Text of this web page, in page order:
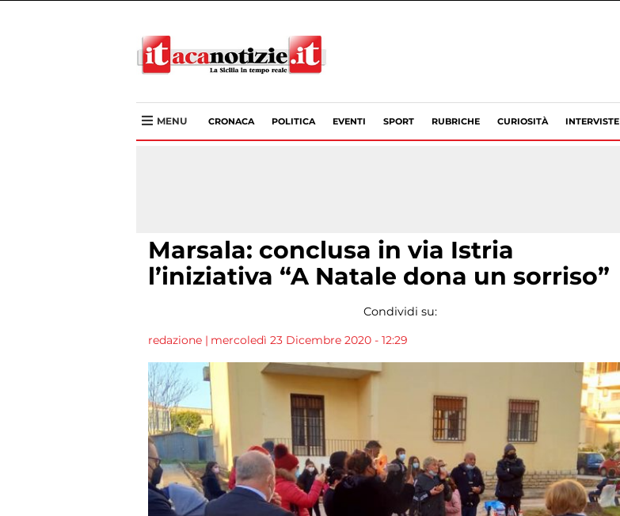
MENU CRONACA POLITICA EVENTI SPORT RUBRICHE CURIOSITÀ INTERVISTE
Marsala: conclusa in via Istria
l’iniziativa “A Natale dona un sorriso”
Condividi su:
redazione | mercoledì 23 Dicembre 2020 - 12:29